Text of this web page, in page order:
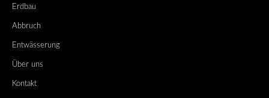
Erdbau
Abbruch
Entwässerung
Über uns
Kontakt